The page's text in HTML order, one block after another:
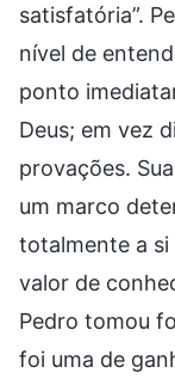
satisfatória”.
nível de
ponto
Deus; em vez
provações.
um marco
totalmente a si
valor de
Pedro tomou
foi uma de